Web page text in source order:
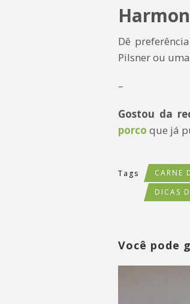
Dê
Pilsner ou
–
Gostou da
porco que já
Tags CARNE
DICAS
Você pode